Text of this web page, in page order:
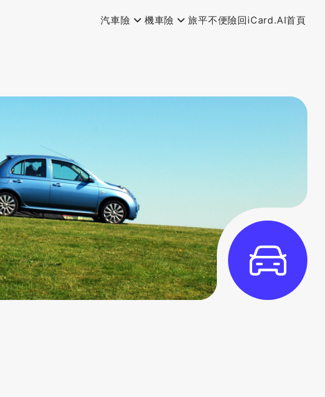
汽車險 機車險 旅平不便險回iCard.AI首頁